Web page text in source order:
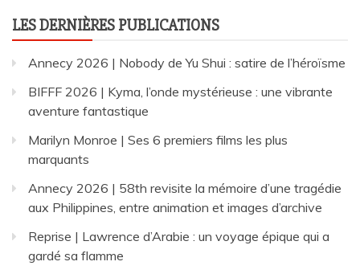
LES DERNIÈRES PUBLICATIONS
Annecy 2026 | Nobody de Yu Shui : satire de l’héroïsme
BIFFF 2026 | Kyma, l’onde mystérieuse : une vibrante
aventure fantastique
Marilyn Monroe | Ses 6 premiers films les plus
marquants
Annecy 2026 | 58th revisite la mémoire d’une tragédie
aux Philippines, entre animation et images d’archive
Reprise | Lawrence d’Arabie : un voyage épique qui a
gardé sa flamme